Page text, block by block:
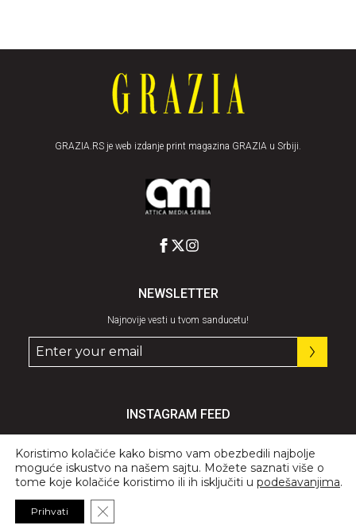
GRAZIA.RS je web izdanje print magazina GRAZIA u Srbiji.
NEWSLETTER
Najnovije vesti u tvom sanducetu!
INSTAGRAM FEED
© 2026 All Rights Reserved, GRAZIA.
Koristimo kolačiće kako bismo vam obezbedili najbolje
moguće iskustvo na našem sajtu. Možete saznati više o
tome koje kolačiće koristimo ili ih isključiti u podešavanjima.
Prihvati Close GDPR Cookie Banner